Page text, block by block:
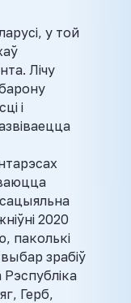
у той
Лічу
і
2020
паколькі
зрабіў
Герб,